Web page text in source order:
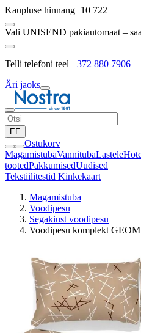
Kaupluse hinnang+10 722
Vali UNISEND pakiautomaat –
Telli telefoni teel +372 880 7906
Äri jaoks
EE
Ostukorv
MagamistubaVannitubaLastele
tootedPakkumisedUudised
Tekstiilitestid Kinkekaart
Magamistuba
Voodipesu
Segakiust voodipesu
Voodipesu komplekt